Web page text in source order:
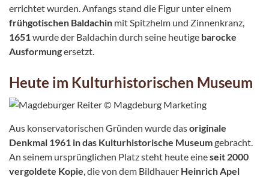
errichtet wurden. Anfangs stand die Figur unter einem
frühgotischen Baldachin mit Spitzhelm und Zinnenkranz,
1651 wurde der Baldachin durch seine heutige barocke
Ausformungersetzt.
Heute im Kulturhistorischen Museum
Aus konservatorischen Gründen wurde dasoriginale
Denkmal 1961 in das Kulturhistorische Museumgebracht.
An seinem ursprünglichen Platz steht heute eineseit 2000
vergoldete Kopie , die von dem Bildhauer Heinrich Apel